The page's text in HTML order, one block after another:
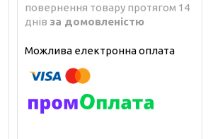
повернення товару протягом 14
днів за домовленістю